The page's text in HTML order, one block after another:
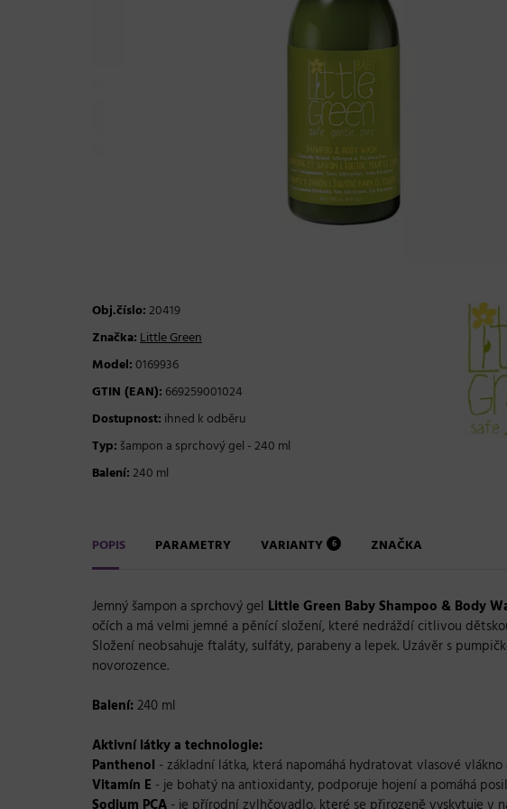
Obj.číslo:20419
Značka:Little Green
Model:0169936
GTIN (EAN): 669259001024
Dostupnost: ihned k odběru
Typ: šampon a sprchový gel - 240 ml
Balení:240 ml
POPIS PARAMETRY VARIANTY 6 ZNAČKA
Jemný šampon a sprchový gel Little Green Baby Shampoo & Body
očích a má velmi jemné a pěnící složení, které nedráždí citlivou
Složení neobsahuje ftaláty, sulfáty, parabeny a lepek. Uzávěr s
novorozence.
Balení:240 ml
Aktivní látky a technologie:
Panthenol - základní látka, která napomáhá hydratovat vlasové
Vitamín E - je bohatý na antioxidanty, podporuje hojení a pomáhá